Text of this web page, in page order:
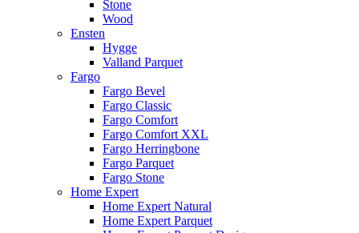
Stone
Wood
Ensten
Hygge
Valland Parquet
Fargo
Fargo Bevel
Fargo Classic
Fargo Comfort
Fargo Comfort XXL
Fargo Herringbone
Fargo Parquet
Fargo Stone
Home Expert
Home Expert Natural
Home Expert Parquet